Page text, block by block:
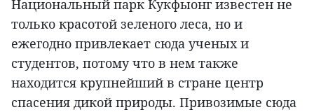
Национальный парк Кукфыонг известен не
только красотой зеленого леса, но и
ежегодно привлекает сюда ученых и
студентов, потому что в нем также
находится крупнейший в стране центр
спасения дикой природы. Привозимые сюда